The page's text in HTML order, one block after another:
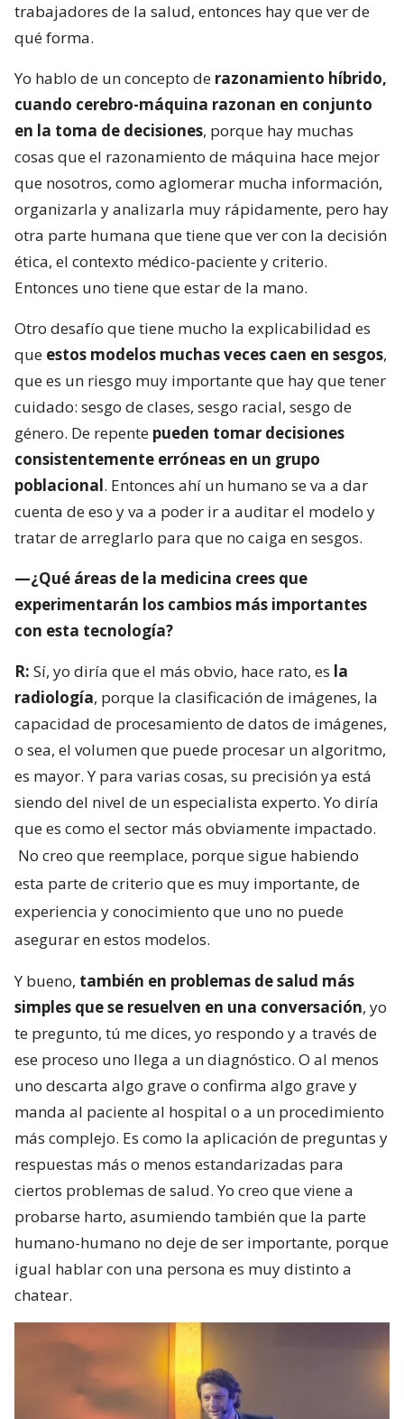
trabajadores de la salud, entonces hay que ver de
qué forma.
Yo hablo de un concepto de razonamiento híbrido,
cuando cerebro-máquina razonan en conjunto
en la toma de decisiones, porque hay muchas
cosas que el razonamiento de máquina hace mejor
que nosotros, como aglomerar mucha información,
organizarla y analizarla muy rápidamente, pero hay
otra parte humana que tiene que ver con la decisión
ética, el contexto médico-paciente y criterio.
Entonces uno tiene que estar de la mano.
Otro desafío que tiene mucho la explicabilidad es
que estos modelos muchas veces caen en sesgos,
que es un riesgo muy importante que hay que tener
cuidado: sesgo de clases, sesgo racial, sesgo de
género. De repente pueden tomar decisiones
consistentemente erróneas en un grupo
poblacional. Entonces ahí un humano se va a dar
cuenta de eso y va a poder ir a auditar el modelo y
tratar de arreglarlo para que no caiga en sesgos.
—¿Qué áreas de la medicina crees que
experimentarán los cambios más importantes
con esta tecnología?
R: Sí, yo diría que el más obvio, hace rato, es la
radiología, porque la clasificación de imágenes, la
capacidad de procesamiento de datos de imágenes,
o sea, el volumen que puede procesar un algoritmo,
es mayor. Y para varias cosas, su precisión ya está
siendo del nivel de un especialista experto. Yo diría
que es como el sector más obviamente impactado.
No creo que reemplace, porque sigue habiendo
esta parte de criterio que es muy importante, de
experiencia y conocimiento que uno no puede
asegurar en estos modelos.
Y bueno, también en problemas de salud más
simples que se resuelven en una conversación, yo
te pregunto, tú me dices, yo respondo y a través de
ese proceso uno llega a un diagnóstico. O al menos
uno descarta algo grave o confirma algo grave y
manda al paciente al hospital o a un procedimiento
más complejo. Es como la aplicación de preguntas y
respuestas más o menos estandarizadas para
ciertos problemas de salud. Yo creo que viene a
probarse harto, asumiendo también que la parte
humano-humano no deje de ser importante, porque
igual hablar con una persona es muy distinto a
chatear.